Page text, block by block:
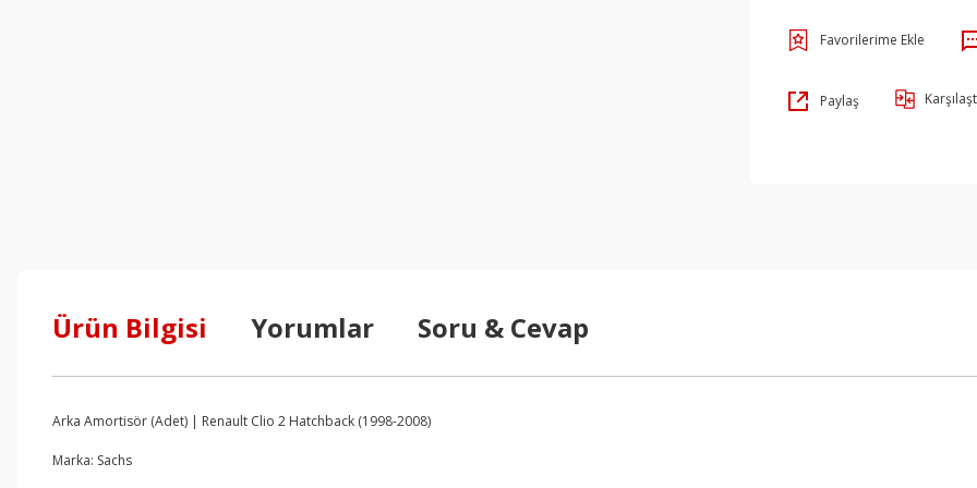
Paylaş
Ürün Bilgisi Yorumlar Soru & Cevap
Arka Amortisör (Adet) | Renault Clio 2 Hatchback (1998-2008)
Marka: Sachs